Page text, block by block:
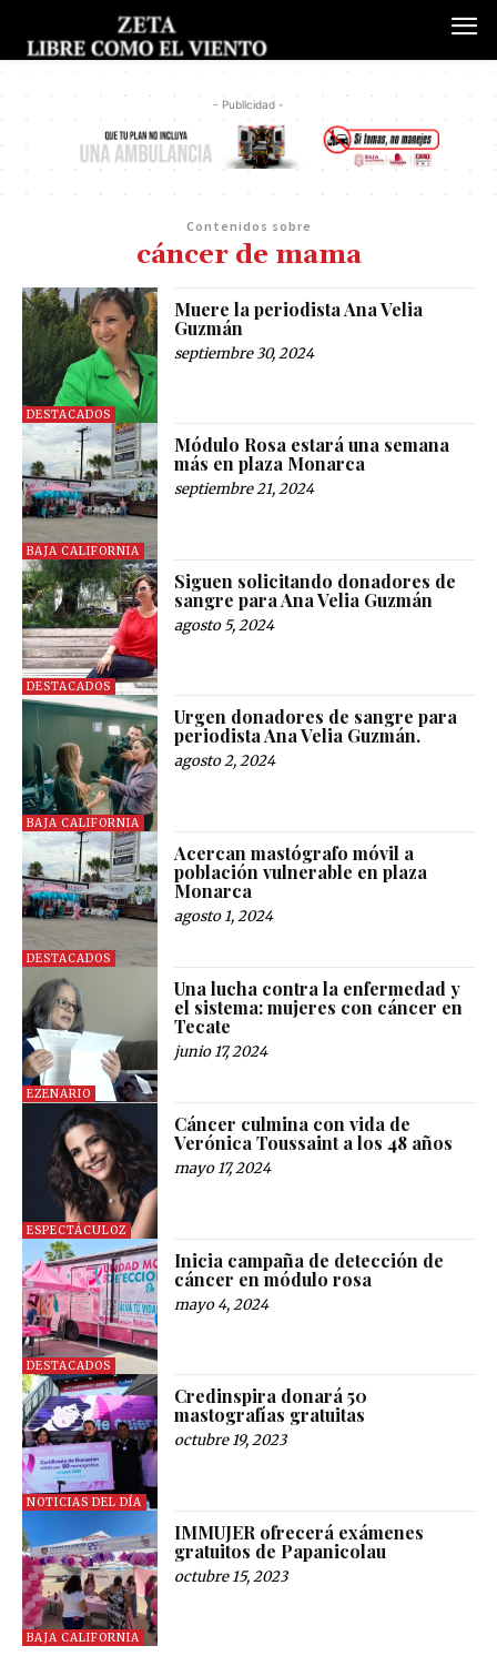
- Publicidad -
Contenidos sobre
cáncer de mama
DESTACADOS
Muere la periodista Ana Velia
Guzmán
septiembre 30, 2024
BAJA CALIFORNIA
Módulo Rosa estará una semana
más en plaza Monarca
septiembre 21, 2024
DESTACADOS
Siguen solicitando donadores de
sangre para Ana Velia Guzmán
agosto 5, 2024
BAJA CALIFORNIA
Urgen donadores de sangre para
periodista Ana Velia Guzmán.
agosto 2, 2024
DESTACADOS
Acercan mastógrafo móvil a
población vulnerable en plaza
Monarca
agosto 1, 2024
EZENARIO
Una lucha contra la enfermedad y
el sistema: mujeres con cáncer en
Tecate
junio 17, 2024
ESPECTÁCULOZ
Cáncer culmina con vida de
Verónica Toussaint a los 48 años
mayo 17, 2024
DESTACADOS
Inicia campaña de detección de
cáncer en módulo rosa
mayo 4, 2024
NOTICIAS DEL DÍA
Credinspira donará 50
mastografías gratuitas
octubre 19, 2023
BAJA CALIFORNIA
IMMUJER ofrecerá exámenes
gratuitos de Papanicolau
octubre 15, 2023